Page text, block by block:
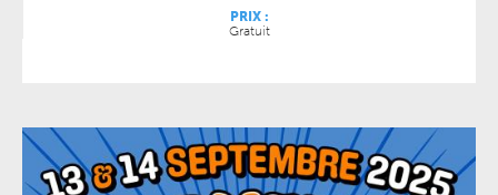
PRIX :
Gratuit